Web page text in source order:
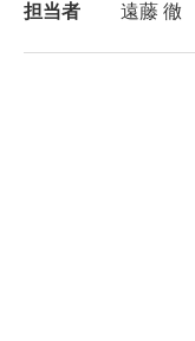
担当者 遠藤 徹